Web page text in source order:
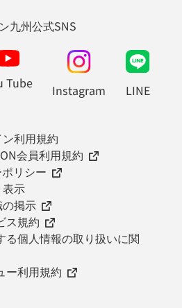
九州公式SNS
Tube Instagram LINE
利用規約
会員利用規約
リシー
示
掲示
ス規約
る個人情報の取り扱いに関
ー利用規約